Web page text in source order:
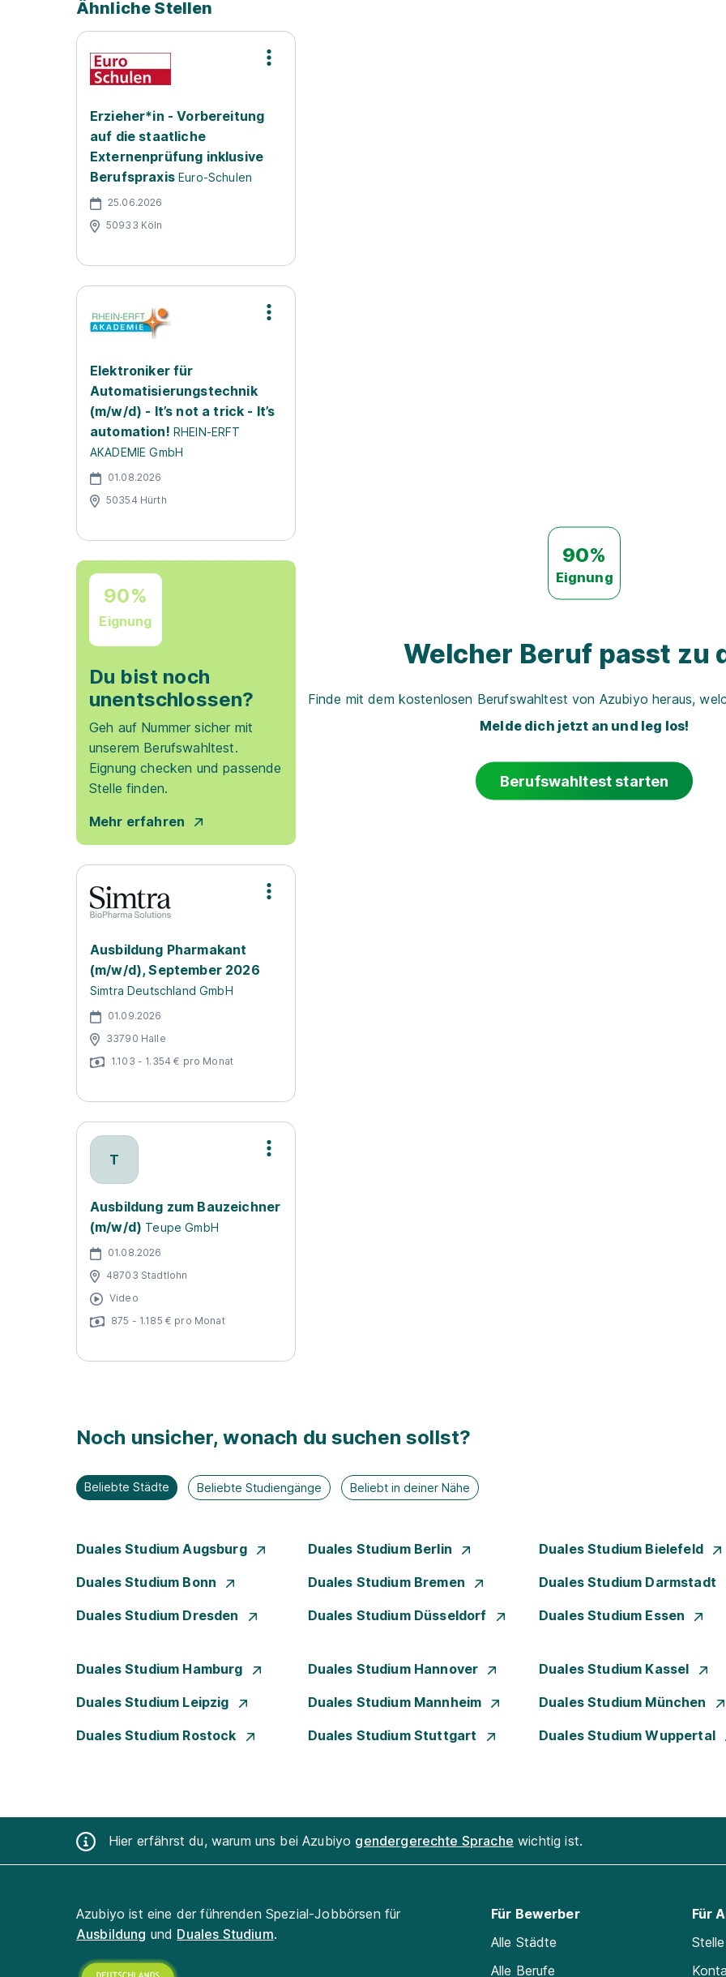
Ähnliche Stellen
Erzieher*in - Vorbereitung
auf die staatliche
Externenprüfung inklusive
Berufspraxis Euro-Schulen
25.06.2026
50933 Köln
Elektroniker für
Automatisierungstechnik
(m/w/d) - It’s not a trick - It’s
automation! RHEIN-ERFT
AKADEMIE GmbH
01.08.2026
50354 Hürth
90%
Eignung
Du bist noch
unentschlossen?
Geh auf Nummer sicher mit
unserem Berufswahltest.
Eignung checken und passende
Stelle finden.
Mehr erfahren
Ausbildung Pharmakant
(m/w/d), September 2026
Simtra Deutschland GmbH
01.09.2026
33790 Halle
1.103 - 1.354 € pro Monat
T
Ausbildung zum Bauzeichner
(m/w/d) Teupe GmbH
01.08.2026
48703 Stadtlohn
Video
875 - 1.185 € pro Monat
90%
Eignung
Welcher Beruf passt zu
Finde mit dem kostenlosen Berufswahltest von Azubiyo heraus,
Melde dich jetzt an und leg los!
Berufswahltest starten
Noch unsicher, wonach du suchen sollst?
Beliebte Städte Beliebte Studiengänge Beliebt in deiner Nähe
Duales Studium Augsburg Duales Studium Berlin Duales Studium Bielefeld
Duales Studium Bonn Duales Studium Bremen Duales Studium Darmstadt
Duales Studium Dresden Duales Studium Düsseldorf Duales Studium Essen
Duales Studium Hamburg Duales Studium Hannover Duales Studium Kassel
Duales Studium Leipzig Duales Studium Mannheim Duales Studium München
Duales Studium Rostock Duales Studium Stuttgart Duales Studium Wuppertal
Hier erfährst du, warum uns bei Azubiyo gendergerechte Sprache wichtig ist.
Azubiyo ist eine der führenden Spezial-Jobbörsen für
Ausbildung und Duales Studium.
Für Bewerber
Alle Städte
Alle Berufe
Für